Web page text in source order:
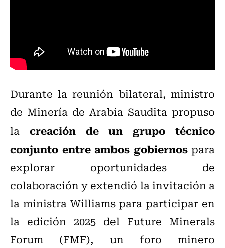
Durante la reunión bilateral, ministro
de Minería de Arabia Saudita propuso
la creación de un grupo técnico
conjunto entre ambos gobiernospara
explorar oportunidades de
colaboración y extendió la invitación a
la ministra Williams para participar en
la edición 2025 del Future Minerals
Forum (FMF), un foro minero